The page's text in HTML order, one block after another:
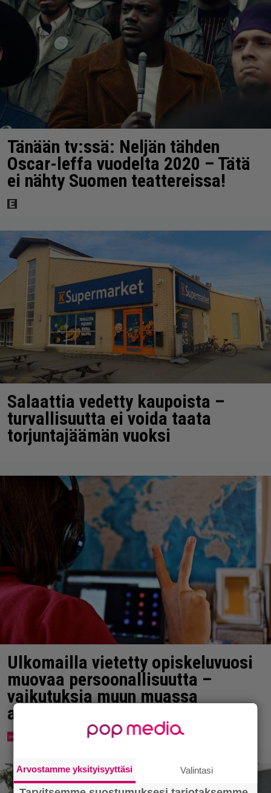
Tänään tv:ssä: Neljän tähden
Oscar-leffa vuodelta 2020 – Tätä
ei nähty Suomen teattereissa!
Salaattia vedetty kaupoista –
turvallisuutta ei voida taata
torjuntajäämän vuoksi
Ulkomailla vietetty opiskeluvuosi
muovaa persoonallisuutta –
vaikutuksia muun muassa
ahdistuneisuuteen
Arvostamme yksityisyyttäsi Valintasi